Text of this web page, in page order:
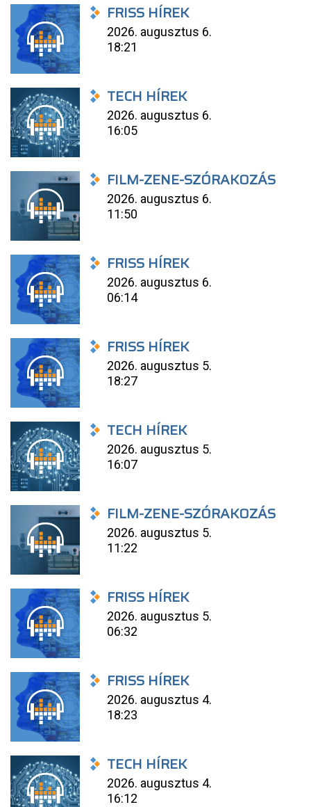
FRISS HÍREK
2026. augusztus 6.
18:21
TECH HÍREK
2026. augusztus 6.
16:05
FILM-ZENE-SZÓRAKOZÁS
2026. augusztus 6.
11:50
FRISS HÍREK
2026. augusztus 6.
06:14
FRISS HÍREK
2026. augusztus 5.
18:27
TECH HÍREK
2026. augusztus 5.
16:07
FILM-ZENE-SZÓRAKOZÁS
2026. augusztus 5.
11:22
FRISS HÍREK
2026. augusztus 5.
06:32
FRISS HÍREK
2026. augusztus 4.
18:23
TECH HÍREK
2026. augusztus 4.
16:12